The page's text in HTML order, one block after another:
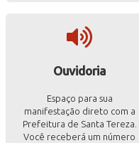
Ouvidoria
Espaço para sua
manifestação direto com a
Prefeitura de Santa Tereza.
Você receberá um número